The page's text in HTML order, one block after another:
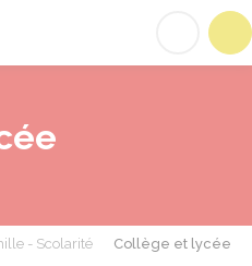
- Scolarité
Collège et lycée